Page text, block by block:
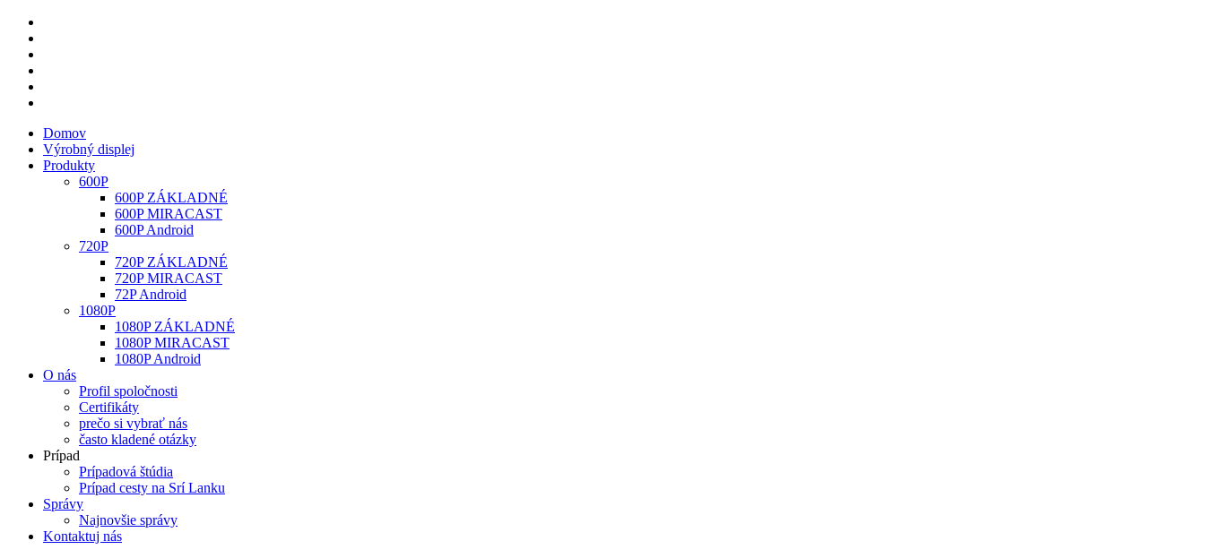
Domov
Výrobný displej
Produkty
600P
600P ZÁKLADNÉ
600P MIRACAST
600P Android
720P
720P ZÁKLADNÉ
720P MIRACAST
72P Android
1080P
1080P ZÁKLADNÉ
1080P MIRACAST
1080P Android
O nás
Profil spoločnosti
Certifikáty
prečo si vybrať nás
často kladené otázky
Prípad
Prípadová štúdia
Prípad cesty na Srí Lanku
Správy
Najnovšie správy
Kontaktuj nás